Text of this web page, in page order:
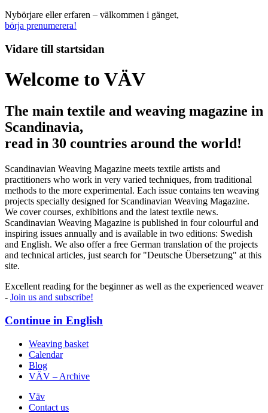
Nybörjare eller erfaren – välkommen i gänget,
börja prenumerera!
Vidare till startsidan
Welcome to VÄV
The main textile and weaving magazine in
Scandinavia,
read in 30 countries around the world!
Scandinavian Weaving Magazine meets textile artists and
practitioners who work in very varied techniques, from traditional
methods to the more experimental. Each issue contains ten weaving
projects specially designed for Scandinavian Weaving Magazine.
We cover courses, exhibitions and the latest textile news.
Scandinavian Weaving Magazine is published in four colourful and
inspiring issues annually and is available in two editions: Swedish
and English. We also offer a free German translation of the projects
and technical articles, just search for "Deutsche Übersetzung" at this
site.
Excellent reading for the beginner as well as the experienced weaver
- Join us and subscribe!
Continue in English
Weaving basket
Calendar
Blog
VÄV – Archive
Väv
Contact us